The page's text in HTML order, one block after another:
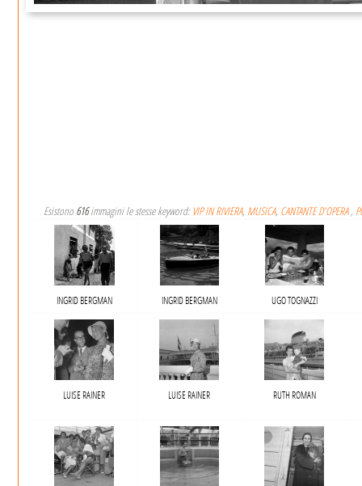
Esistono 616immagini le stesse keyword: VIP IN RIVIERA, MUSICA, CANTANTE D'OPERA,
INGRID BERGMAN INGRID BERGMAN UGO TOGNAZZI
LUISE RAINER LUISE RAINER RUTH ROMAN